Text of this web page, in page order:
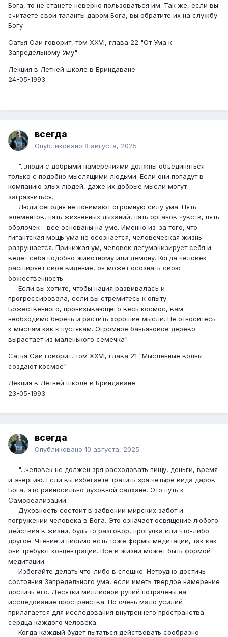
Бога, то не станете неверно пользо­ваться им. Так же, если вы
считаете свои таланты даром Бога, вы обратите их на службу
Богу
Сатья Саи говорит, том XXVI, глава 22 "От Ума к
Запредельному Уму"
Лекция в Летней школе в Бриндаване
24-05-1993
всегда
Опубликовано 8 августа, 2025
"...люди с добрыми намерениями должны объединяться
только с подобно мыслящими людьми. Если они попадут в
компанию злых людей, даже их добрые мысли могут
загрязниться.
Люди сегодня не понимают огромную силу ума. Пять
элементов, пять жизненных дыханий, пять ор­ганов чувств, пять
оболочек - все основаны на уме. Именно из-за того, что
гигантская мощь ума не осоз­нается, человеческая жизнь
разрушается. Принижая ум, человек дегуманизирует себя и
ведет себя подобно животному или демону. Когда человек
рас­ширяет свое видение, он может осознать свою
божественность.
Если вы хотите, чтобы нация развивалась и
прогрессировала, если вы стремитесь к опыту
Божественного, пронизывающего весь космос, вам
необходимо беречь и растить хорошие мысли. Не относитесь
к мыслям как к пустякам. Огромное баньяновое дерево
вырастает из маленького семеч­ка"
Сатья Саи говорит, том XXVI, глава 21 "Мысленные волны
создают космос"
Лекция в Летней школе в Бриндаване
23-05-1993
всегда
Опубликовано 10 августа, 2025
"...человек не должен зря расходовать пищу, деньги, время
и энергию. Если вы избегаете тратить зря четыре вида даров
Бога, это равносильно духовной садхане. Это путь к
Самореализации.
Духовность состоит в забвении мирских забот и
погружении человека в Бога. Это означает освяще­ние любого
действия в жизни, будь то разговор, прогул­ка или что-либо
другое. Чтение и письмо есть тоже формы медитации, так как
они требуют концентра­ции. Все в жизни может быть формой
медитации.
Избегайте делать что-либо в спешке. Нетрудно достичь
состояния Запредельного ума, если иметь твер­дое намерение
достичь его. Десятки миллионов рупий потрачены на
исследование пространства. Но очень мало усилий
прилагается для исследования внутрен­него пространства
сердца каждого человека.
Когда каждый будет пытаться действовать со­образно